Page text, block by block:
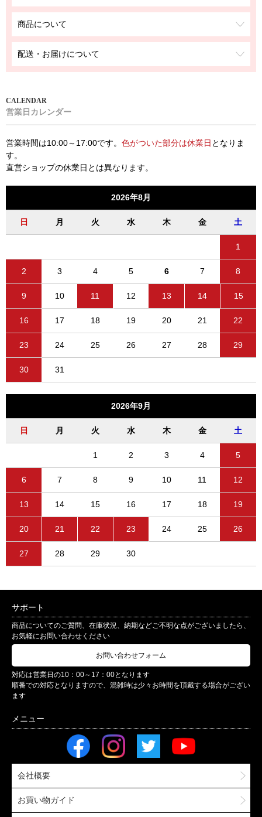
商品について
配送・お届けについて
営業日カレンダー
営業時間は10:00～17:00です。 色がついた部分は休業日 となりま
す。
直営ショップの休業日とは異なります。
2026年8月
日 月 火 水 木 金 土
1
2 3 4 5 6 7 8
9 10 11 12 13 14 15
16 17 18 19 20 21 22
23 24 25 26 27 28 29
30 31
2026年9月
日 月 火 水 木 金 土
1 2 3 4 5
6 7 8 9 10 11 12
13 14 15 16 17 18 19
20 21 22 23 24 25 26
27 28 29 30
サポート
商品についてのご質問、在庫状況、納期などご不明な点がございましたら、
お気軽にお問い合わせください
お問い合わせフォーム
対応は営業日の10：00～17：00となります
順番での対応となりますので、混雑時は少々お時間を頂戴する場合がござい
ます
会社概要
お買い物ガイド